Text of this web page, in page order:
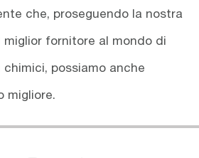
che, proseguendo la nostra
miglior fornitore al mondo di
possiamo anche
migliore.